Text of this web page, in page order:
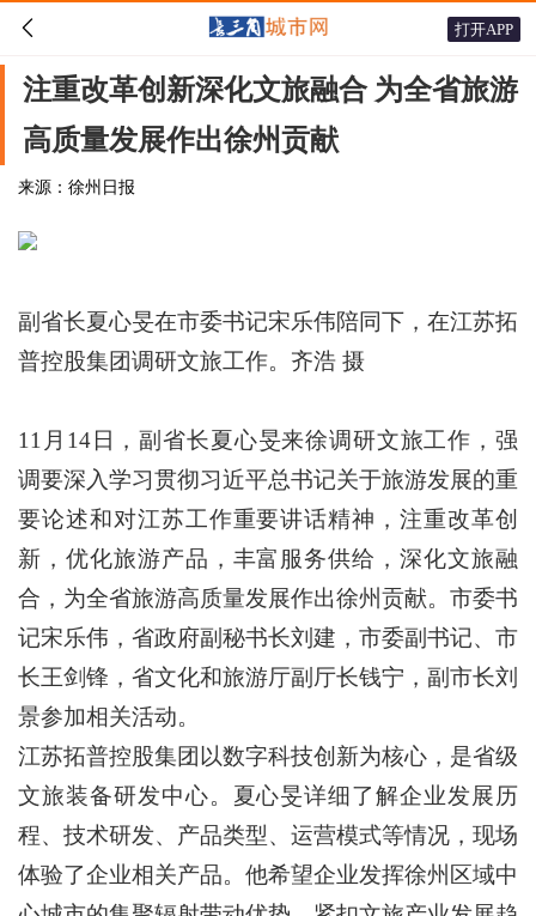
 打开APP
注重改革创新深化文旅融合 为全省旅游
高质量发展作出徐州贡献
来源：徐州日报
副省长夏心旻在市委书记宋乐伟陪同下，在江苏拓
普控股集团调研文旅工作。齐浩 摄
11月14日，副省长夏心旻来徐调研文旅工作，强
调要深入学习贯彻习近平总书记关于旅游发展的重
要论述和对江苏工作重要讲话精神，注重改革创
新，优化旅游产品，丰富服务供给，深化文旅融
合，为全省旅游高质量发展作出徐州贡献。市委书
记宋乐伟，省政府副秘书长刘建，市委副书记、市
长王剑锋，省文化和旅游厅副厅长钱宁，副市长刘
景参加相关活动。
江苏拓普控股集团以数字科技创新为核心，是省级
文旅装备研发中心。夏心旻详细了解企业发展历
程、技术研发、产品类型、运营模式等情况，现场
体验了企业相关产品。他希望企业发挥徐州区域中